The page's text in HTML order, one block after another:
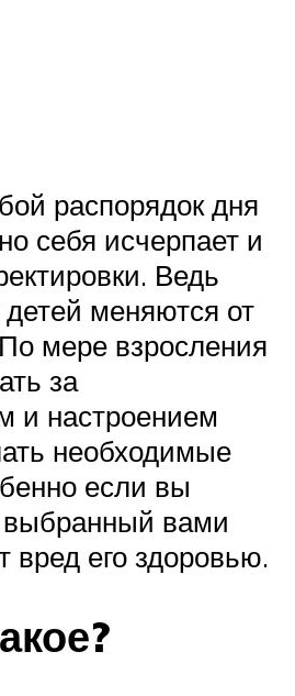
распорядок дня
себя исчерпает и
Ведь
детей меняются от
мере взросления
за
и настроением
необходимые
если вы
выбранный вами
вред его здоровью.